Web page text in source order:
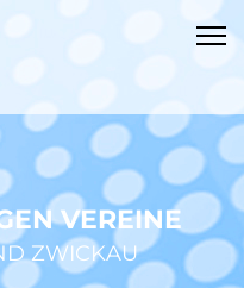
VEREINE
ZWICKAU